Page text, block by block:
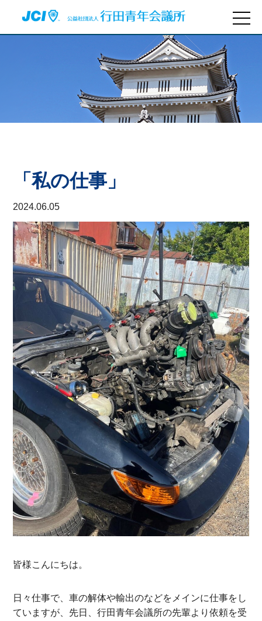
「私の仕事」
2024.06.05
皆様こんにちは。
日々仕事で、車の解体や輸出のなどをメインに仕事をし
ていますが、先日、行田青年会議所の先輩より依頼を受